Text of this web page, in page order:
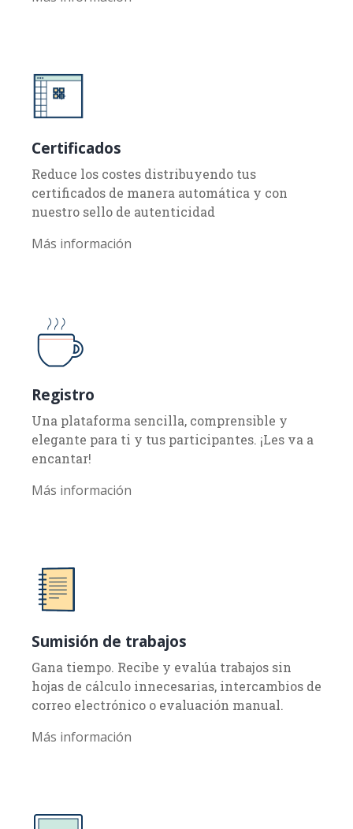
Certificados
Reduce los costes distribuyendo tus
certificados de manera automática y con
nuestro sello de autenticidad
Registro
Una plataforma sencilla, comprensible y
elegante para ti y tus participantes. ¡Les va a
encantar!
Sumisión de trabajos
Gana tiempo. Recibe y evalúa trabajos sin
hojas de cálculo innecesarias, intercambios de
correo electrónico o evaluación manual.